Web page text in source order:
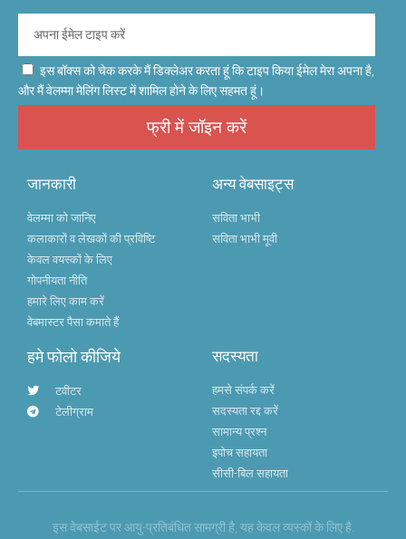
इस बॉक्स को चेक करके मैं डिक्लेअर करता हूं कि टाइप किया ईमेल मेरा अपना है,
और मैं वेलम्मा मेलिंग लिस्ट में शामिल होने के लिए सहमत हूं।
फ्री में जॉइन करें
जानकारी
वेलम्मा को जानिए
कलाकारों व लेखकों की प्रविष्टि
केवल वयस्कों के लिए
गोपनीयता नीति
हमारे लिए काम करें
वेबमास्टर पैसा कमाते हैं
अन्य वेबसाइट्स
सविता भाभी
सविता भाभी मूवी
हमे फोलो कीजिये
टवीटर
टेलीग्राम
सदस्यता
हमसे संपर्क करें
सदस्यता रद्द करें
सामान्य प्रश्न
इपोच सहायता
सीसी-बिल सहायता
इस वेबसाईट पर आयु-प्रतिबंधित सामग्री है, यह केवल व्यस्कों के लिए है.